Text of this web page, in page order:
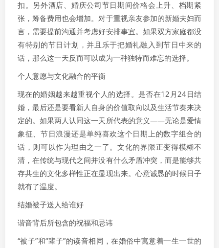
扣。另外酒店、婚庆公司节日期间价格会上升、档期紧
张，筹备费用也会增加。对于重视亲友参加的新婚夫妇而
言，需要提前沟通并考虑好安排事宜。如果双方家庭都没
有特别的节日计划，并且乐于把婚礼融入到节日中来的
话，那么这一天反而可以成为一种独特而难忘的选择。
个人意愿与文化融合的平衡
现在的婚姻越来越重视个人的选择。是否在12月24日结
婚，最后还是要看新人自身的价值取向以及生活节奏来决
定的。如果两人认同这一天所代表的意义——无论是爱情
象征、节日浪漫还是单纯喜欢这个日期上的数字组合的
话，则可以作为理由之一了。文化的界限正变得模糊不
清，在传统与现代之间并没有什么矛盾冲突，而是能够共
存共生的文化多样性正在显现出来。心意诚恳的时候日子
就有了温度。
结婚被子送人给谁好
谐音背后所包含的祝福和忌讳
“被子”和“辈子”的读音相同，在婚俗中寓意着一生一世的